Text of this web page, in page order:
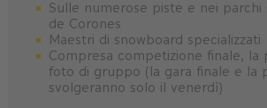
Sulle numerose piste e nei parchi
de Corones
Maestri di snowboard specializzati
Compresa competizione finale, la
foto di gruppo (la gara finale e la
svolgeranno solo il venerdì)